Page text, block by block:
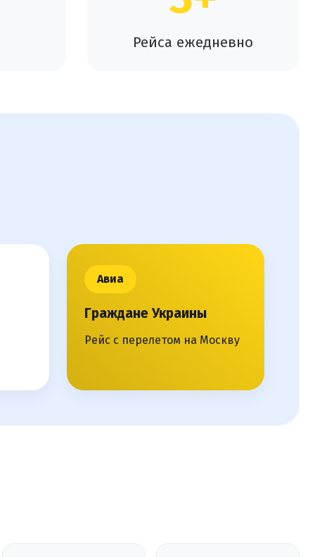
Рейса ежедневно
Авиа
Граждане Украины
Рейс с перелетом на Москву